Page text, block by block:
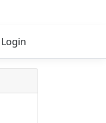
Login